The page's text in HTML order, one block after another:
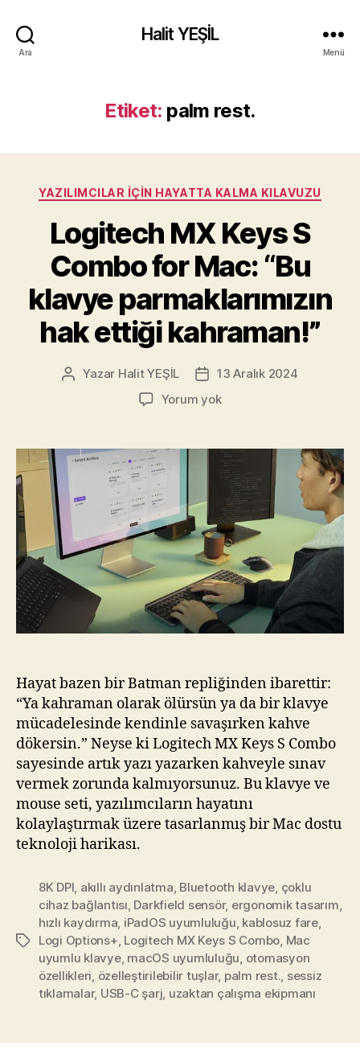
Ara
Halit YEŞİL
Menü
Etiket: palm rest.
Kategoriler
YAZILIMCILAR İÇIN HAYATTA KALMA KILAVUZU
Logitech MX Keys S
Combo for Mac: “Bu
klavye parmaklarımızın
hak ettiği kahraman!”
Yazının
Yazar Halit YEŞİL
Yazı
tarihi
13 Aralık 2024
Yorum yokLogitech
S
Combo
for
Mac:
“Bu
klavye
parmaklarımızın
hak
ettiği
kahraman!”
Hayat bazen bir Batman repliğinden ibarettir:
“Ya kahraman olarak ölürsün ya da bir klavye
mücadelesinde kendinle savaşırken kahve
dökersin.” Neyse ki Logitech MX Keys S Combo
sayesinde artık yazı yazarken kahveyle sınav
vermek zorunda kalmıyorsunuz. Bu klavye ve
mouse seti, yazılımcıların hayatını
kolaylaştırmak üzere tasarlanmış bir Mac dostu
teknoloji harikası.
Etiketler
8K DPI akıllı aydınlatma Bluetooth klavye çoklu
cihaz bağlantısı Darkfield sensör, ergonomik tasarım
hızlı kaydırma iPadOS uyumluluğu kablosuz fare,
Logi Options+ Logitech MX Keys S Combo Mac
uyumlu klavye, macOS uyumluluğu otomasyon
özellikleri özelleştirilebilir tuşlar, palm rest. sessiz
tıklamalar, USB-C şarj uzaktan çalışma ekipmanı